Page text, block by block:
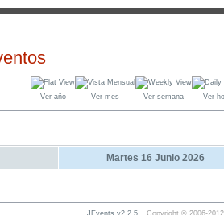
Ver año Ver mes Ver semana Ver
Martes 16 Junio 2026
JEvents v2.2.5 Copyright © 2006-2012